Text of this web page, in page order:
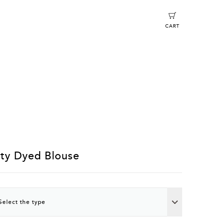
CART
Dyed Blouse
the type